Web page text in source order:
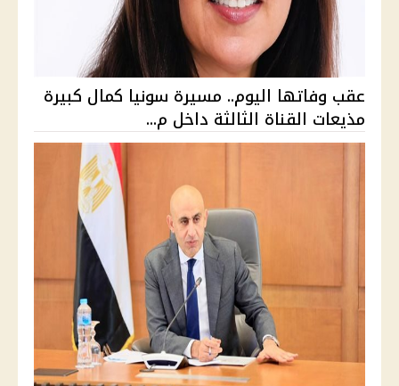
عقب وفاتها اليوم.. مسيرة سونيا كمال كبيرة
مذيعات القناة الثالثة داخل م...